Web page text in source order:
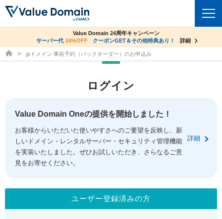
ドメイントップ
ドメイン移管
ドメイン価格一覧
ドメイン一括検索
.jpドメインオークション
gTLDオークション NEW!
コアサーバー
バリューサーバー
XREA
セキュリティトップ
Value Domain ネットde診断
SSL証明書
サービストップ
お得意様割引
facebook
co.jpドメイン✕コアサーバーV2ビジネス応援キャンペーン
サーバー料金1年間無料
詳細
Value Domain 24周年キャンペーン
サーバー代 24%OFF クーポンGET＆その他特典あり！ 詳細
ドメイン取得ならバリュードメイン
.jpドメイン 事前予約（バックオーダー）のお申込み
ログイン
Value Domain Oneの提供を開始しました！
お客様からいただいた使いやすさへのご要望を反映し、新
しいドメイン・レンタルサーバー・セキュリティ管理機能
を実装いたしました。ぜひお試しいただき、さらなるご意
見をお寄せください。
詳細
ユーザー登録済みの方